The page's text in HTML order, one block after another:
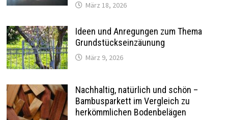
März 18, 2026
Ideen und Anregungen zum Thema
Grundstückseinzäunung
März 9, 2026
Nachhaltig, natürlich und schön –
Bambusparkett im Vergleich zu
herkömmlichen Bodenbelägen